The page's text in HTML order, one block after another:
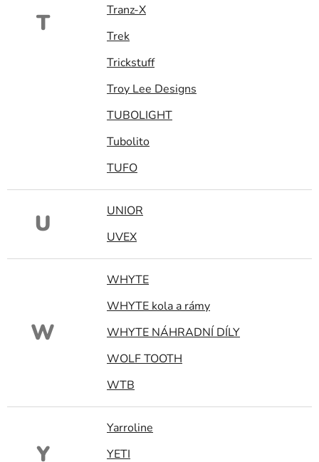
T
Tranz-X
Trek
Trickstuff
Troy Lee Designs
TUBOLIGHT
Tubolito
TUFO
U
UNIOR
UVEX
W
WHYTE
WHYTE kola a rámy
WHYTE NÁHRADNÍ DÍLY
WOLF TOOTH
WTB
Y
Yarroline
YETI